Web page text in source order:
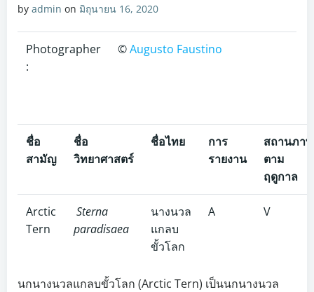
by admin on มิถุนายน 16, 2020
Photographer
:
©Augusto Faustino
ชื่อ
สามัญ
ชื่อ
วิทยาศาสตร์
ชื่อไทย
การ
รายงาน
สถานภาพ
ตาม
ฤดูกาล
Arctic
Tern
Sterna
paradisaea
นางนวล
แกลบ
ขั้วโลก
A V
นกนางนวลแกลบขั้วโลก (Arctic Tern) เป็นนกนางนวล